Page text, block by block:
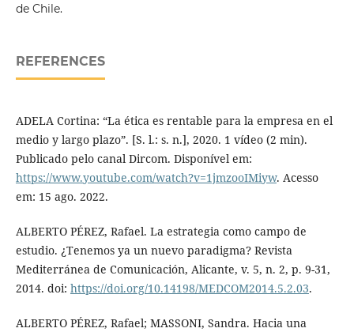
de Chile.
REFERENCES
ADELA Cortina: “La ética es rentable para la empresa en el
medio y largo plazo”. [S. l.: s. n.], 2020. 1 vídeo (2 min).
Publicado pelo canal Dircom. Disponível em:
https://www.youtube.com/watch?v=1jmzooIMiyw. Acesso
em: 15 ago. 2022.
ALBERTO PÉREZ, Rafael. La estrategia como campo de
estudio. ¿Tenemos ya un nuevo paradigma? Revista
Mediterránea de Comunicación, Alicante, v. 5, n. 2, p. 9-31,
2014. doi: https://doi.org/10.14198/MEDCOM2014.5.2.03.
ALBERTO PÉREZ, Rafael; MASSONI, Sandra. Hacia una